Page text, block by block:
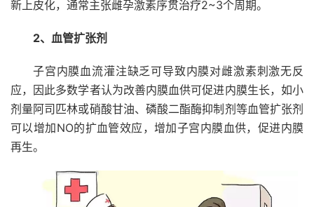
新上皮化，通常主张雌孕激素序贯治疗2~3个周期。
2、血管扩张剂
子宫内膜血流灌注缺乏可导致内膜对雌激素刺激无反
应，因此多数学者认为改善内膜血供可促进内膜生长，如小
剂量阿司匹林或硝酸甘油、磷酸二酯酶抑制剂等血管扩张剂
可以增加NO的扩血管效应，增加子宫内膜血供，促进内膜
再生。